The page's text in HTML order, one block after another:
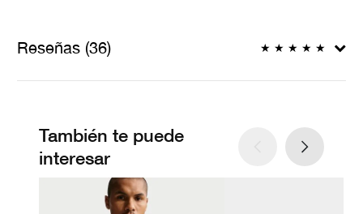
Reseñas (36) ★ ★ ★ ★ ★
También te puede
interesar